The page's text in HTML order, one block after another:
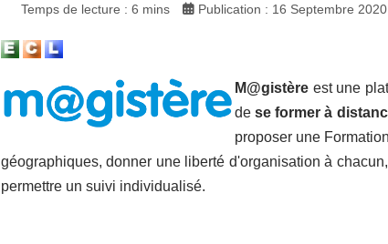
Temps de lecture : 6 mins Publication : 16 Septembre 2020
M@gistère est une
dese former à
proposer une
géographiques, donner une liberté d'organisation à
permettre un suivi individualisé.